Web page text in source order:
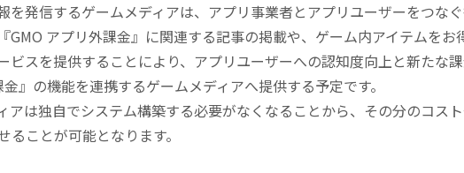
発信するゲームメディアは、アプリ事業者とアプリユーザーをつなぐ
GMO アプリ外課金』に関連する記事の掲載や、ゲーム内アイテムを
ビスを提供することにより、アプリユーザーへの認知度向上と新たな課
』の機能を連携するゲームメディアへ提供する予定です。
アは独自でシステム構築する必要がなくなることから、その分のコス
ことが可能となります。